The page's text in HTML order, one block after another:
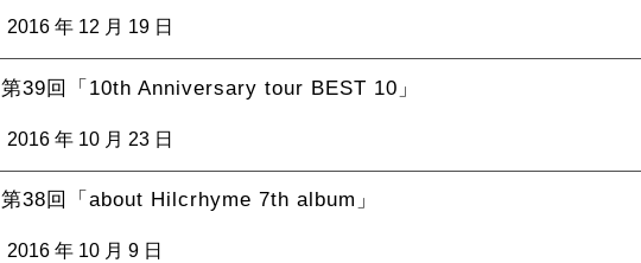
2016 年 12 月 19 日
第39回「10th Anniversary tour BEST 10」
2016 年 10 月 23 日
第38回「about Hilcrhyme 7th album」
2016 年 10 月 9 日